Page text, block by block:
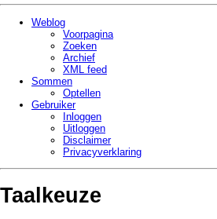
Weblog
Voorpagina
Zoeken
Archief
XML feed
Sommen
Optellen
Gebruiker
Inloggen
Uitloggen
Disclaimer
Privacy­verklaring
Taalkeuze